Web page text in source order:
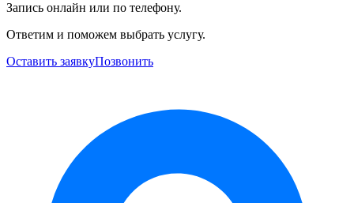
Запись онлайн или по телефону.
Ответим и поможем выбрать услугу.
Оставить заявкуПозвонить